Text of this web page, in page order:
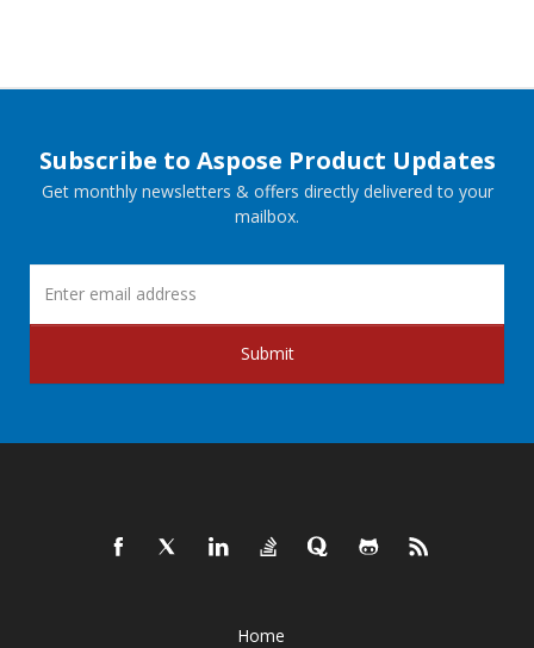
Subscribe to Aspose Product Updates
Get monthly newsletters & offers directly delivered to your
mailbox.
Submit
Home